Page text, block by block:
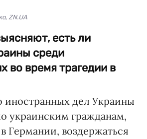
ZN.UA
есть ли
среди
во время трагедии в
иностранных дел Украины
украинским гражданам,
Германии, воздержаться